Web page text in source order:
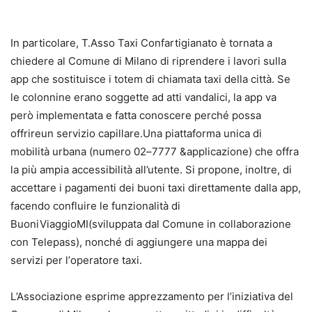
In particolare, T.Asso Taxi Confartigianato è tornata a
chiedere al Comune di Milano di riprendere i lavori sulla
app che sostituisce i totem di chiamata taxi della città. Se
le colonnine erano soggette ad atti vandalici, la app va
però implementata e fatta conoscere perché possa
offrireun servizio capillare.Una piattaforma unica di
mobilità urbana (numero 02–7777 &applicazione) che offra
la più ampia accessibilità all’utente. Si propone, inoltre, di
accettare i pagamenti dei buoni taxi direttamente dalla app,
facendo confluire le funzionalità di
BuoniViaggioMI(sviluppata dal Comune in collaborazione
con Telepass), nonché di aggiungere una mappa dei
servizi per l’operatore taxi.
L’Associazione esprime apprezzamento per l’iniziativa del